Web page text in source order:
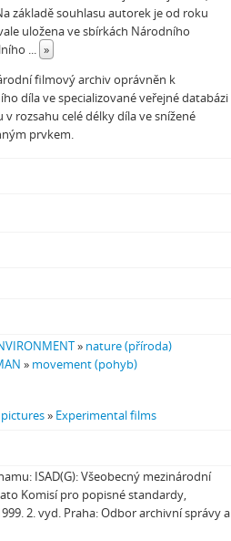
základě souhlasu autorek je od roku
uložena ve sbírkách Národního
... »
filmový archiv oprávněn k
díla ve specializované veřejné databázi
rozsahu celé délky díla ve snížené
prvkem.
» nature (příroda)
» movement (pohyb)
» Experimental films
ISAD(G): Všeobecný mezinárodní
Komisí pro popisné standardy,
2. vyd. Praha: Odbor archivní správy a